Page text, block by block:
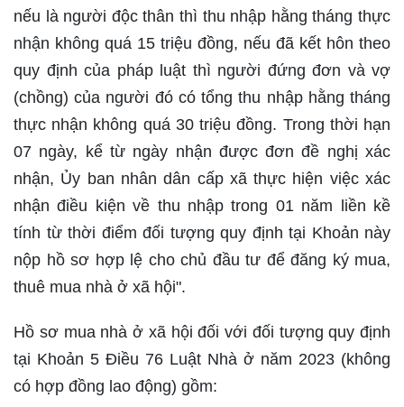
nếu là người độc thân thì thu nhập hằng tháng thực
nhận không quá 15 triệu đồng, nếu đã kết hôn theo
quy định của pháp luật thì người đứng đơn và vợ
(chồng) của người đó có tổng thu nhập hằng tháng
thực nhận không quá 30 triệu đồng. Trong thời hạn
07 ngày, kể từ ngày nhận được đơn đề nghị xác
nhận, Ủy ban nhân dân cấp xã thực hiện việc xác
nhận điều kiện về thu nhập trong 01 năm liền kề
tính từ thời điểm đối tượng quy định tại Khoản này
nộp hồ sơ hợp lệ cho chủ đầu tư để đăng ký mua,
thuê mua nhà ở xã hội".
Hồ sơ mua nhà ở xã hội đối với đối tượng quy định
tại Khoản 5 Điều 76 Luật Nhà ở năm 2023 (không
có hợp đồng lao động) gồm: